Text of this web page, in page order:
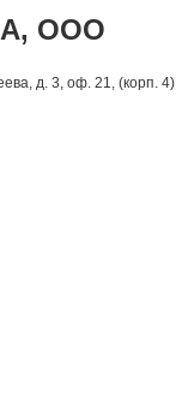
ООО
д. 3, оф. 21, (корп. 4)